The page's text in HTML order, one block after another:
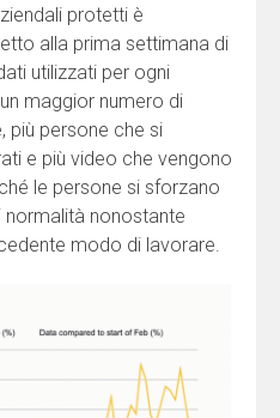
protetti è
alla prima settimana di
utilizzati per ogni
maggior numero di
più persone che si
e più video che vengono
le persone si sforzano
normalità nonostante
modo di lavorare.